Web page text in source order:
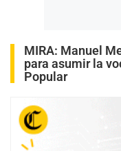
MIRA: Manuel
para asumir la
Popular